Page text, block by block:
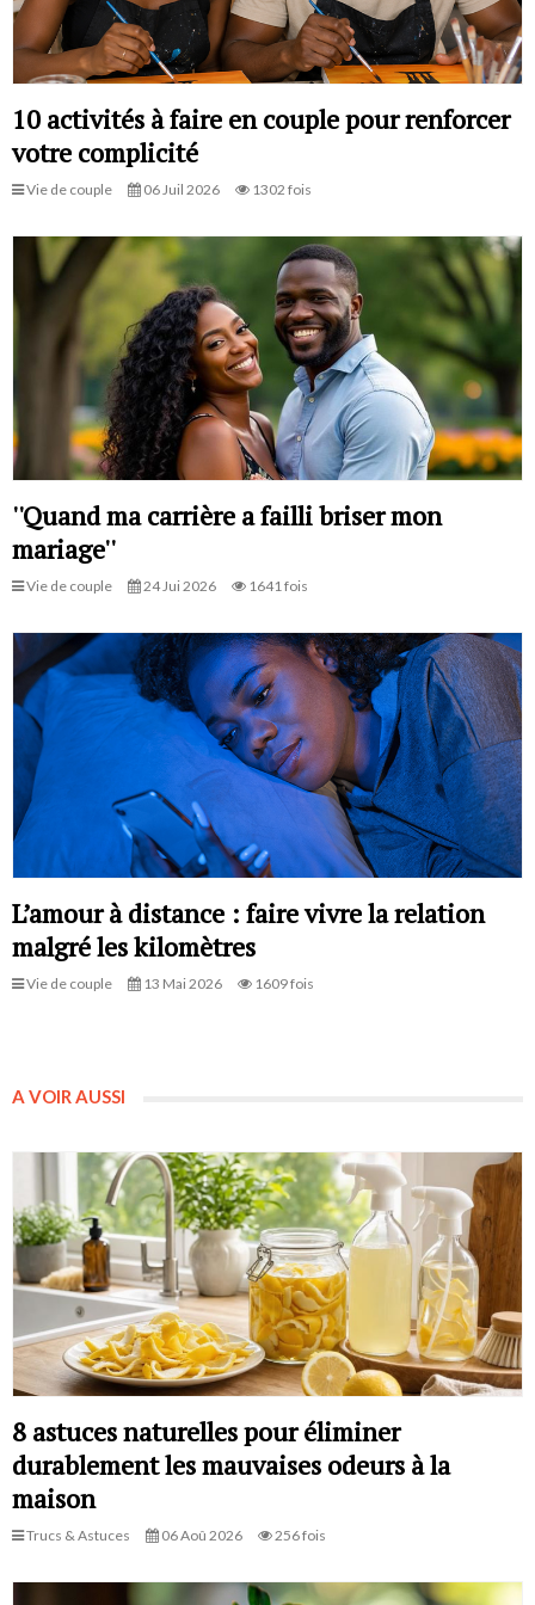
10 activités à faire en couple pour renforcer
votre complicité
Vie de couple 06 Juil 2026 1302 fois
''Quand ma carrière a failli briser mon
mariage''
Vie de couple 24 Jui 2026 1641 fois
L’amour à distance : faire vivre la relation
malgré les kilomètres
Vie de couple 13 Mai 2026 1609 fois
A VOIR AUSSI
8 astuces naturelles pour éliminer
durablement les mauvaises odeurs à la
maison
Trucs & Astuces 06 Aoû 2026 256 fois